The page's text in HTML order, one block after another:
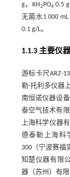
g，KH2PO40.5 g
无菌水1 000
0.1 g/L。
1.1.3 主要仪器
游标卡尺ARZ-
勒-托利多仪器
南恒诺仪器设
泰空气技术有限
上海科学仪器
德泰勒上海科
300（宁波赛福
知楚仪器有限
器（苏州）有限